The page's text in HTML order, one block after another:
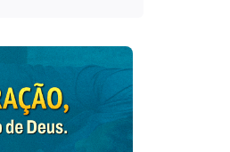
ao povo
o servirão, e